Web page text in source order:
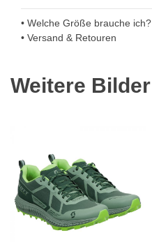
• Welche Größe brauche ich?
• Versand & Retouren
Weitere Bilder